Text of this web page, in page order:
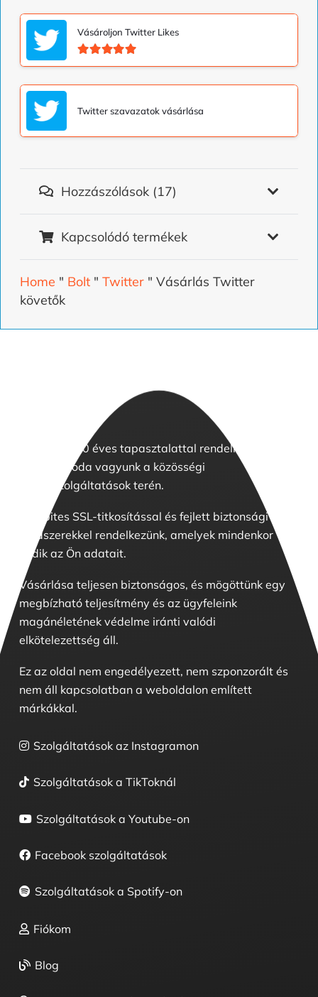
Vásároljon Twitter Likes
Twitter szavazatok vásárlása
Hozzászólások (17)
Kapcsolódó termékek
Home " Bolt " Twitter " Vásárlás Twitter
követők
Több mint 10 éves tapasztalattal rendelkező
ügyvédi iroda vagyunk a közösségi
médiaszolgáltatások terén.
256 bites SSL-titkosítással és fejlett biztonsági
rendszerekkel rendelkezünk, amelyek mindenkor
védik az Ön adatait.
Vásárlása teljesen biztonságos, és mögöttünk egy
megbízható teljesítmény és az ügyfeleink
magánéletének védelme iránti valódi
elkötelezettség áll.
Ez az oldal nem engedélyezett, nem szponzorált és
nem áll kapcsolatban a weboldalon említett
márkákkal.
Szolgáltatások az Instagramon
Szolgáltatások a TikToknál
Szolgáltatások a Youtube-on
Facebook szolgáltatások
Szolgáltatások a Spotify-on
Fiókom
Blog